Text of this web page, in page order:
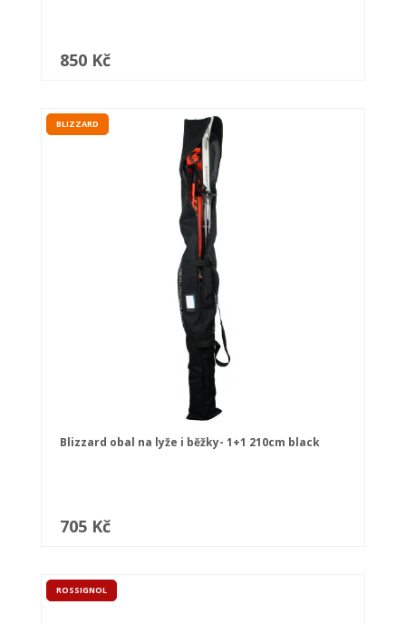
850 Kč
BLIZZARD
Blizzard obal na lyže i běžky- 1+1 210cm black
705 Kč
ROSSIGNOL